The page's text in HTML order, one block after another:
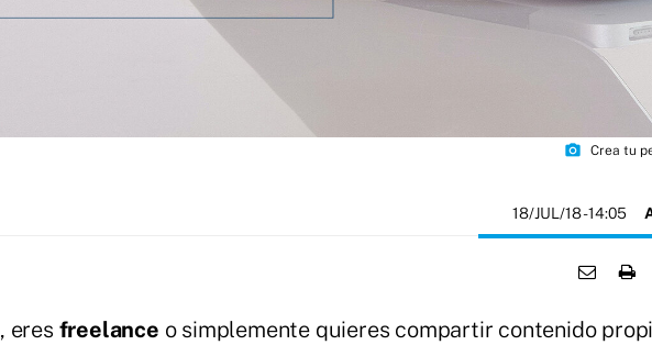
photo_camera Crea tu
18/JUL/18- 14:05
, eres freelance o simplemente quieres compartir contenido